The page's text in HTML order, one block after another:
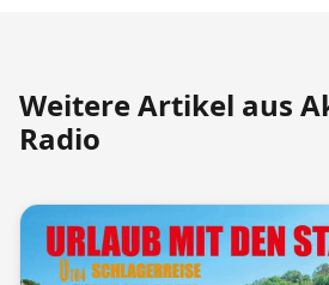
Weitere Artikel aus
Radio